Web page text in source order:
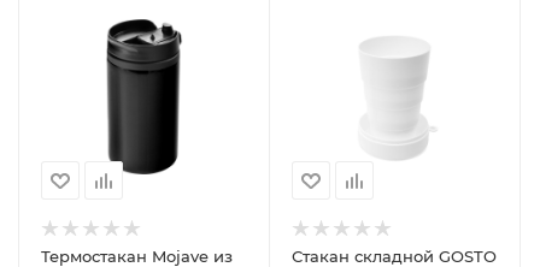
Термостакан Mojave из
Стакан складной GOSTO